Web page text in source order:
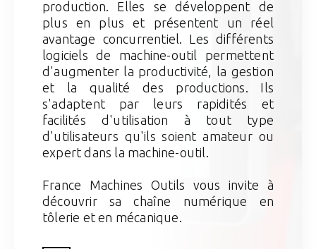
production. Elles se développent de
plus en plus et présentent un réel
avantage concurrentiel. Les différents
logiciels de machine-outil permettent
d'augmenter la productivité, la gestion
et la qualité des productions. Ils
s'adaptent par leurs rapidités et
facilités d'utilisation à tout type
d'utilisateurs qu'ils soient amateur ou
expert dans la machine-outil.
France Machines Outils vous invite à
découvrir sa chaîne numérique en
tôlerie et en mécanique.